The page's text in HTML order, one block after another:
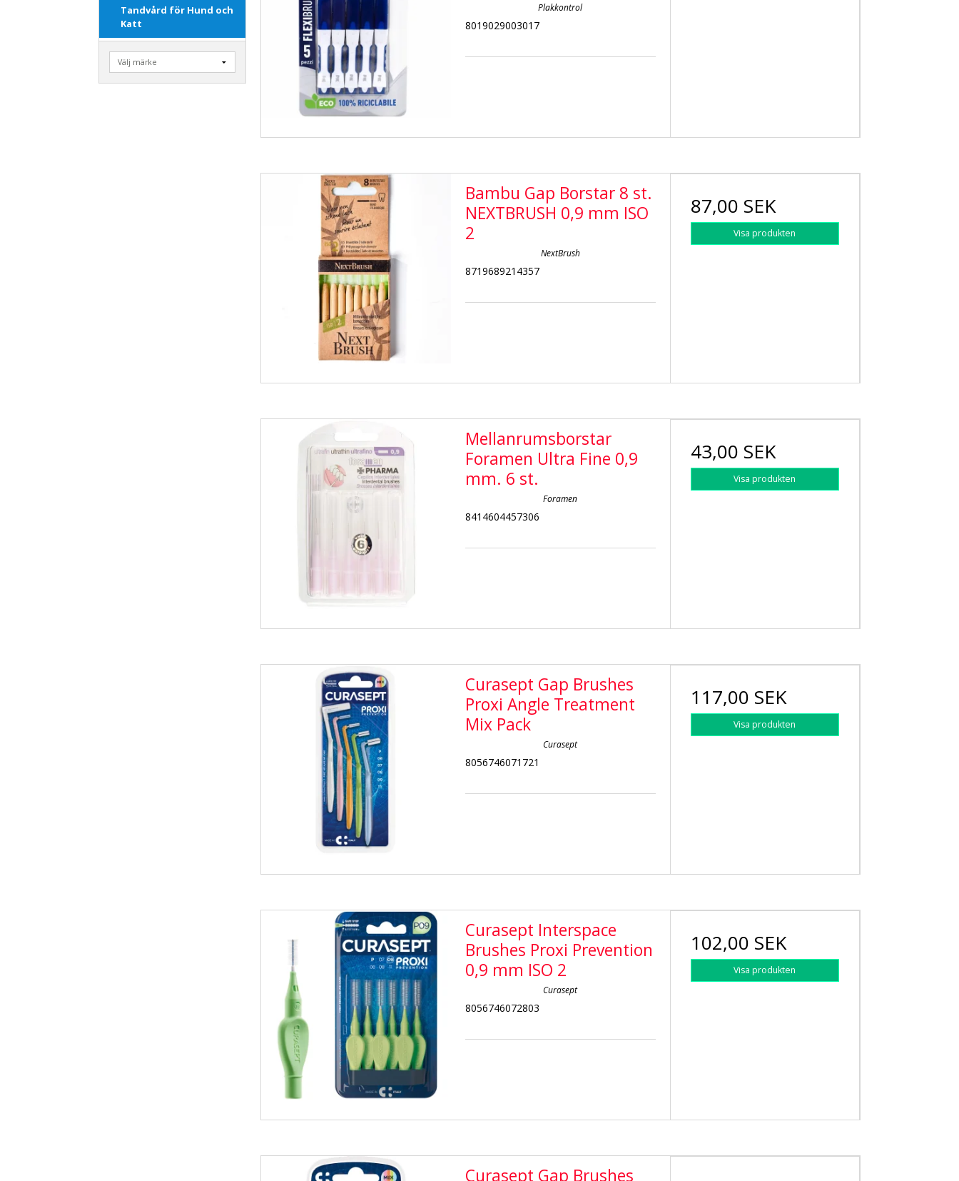
Tandvård för Hund och
Katt
Plakkontrol
8019029003017
Bambu Gap Borstar 8 st.
NEXTBRUSH 0,9 mm ISO
2
NextBrush
8719689214357
87,00 SEK
Visa produkten
Mellanrumsborstar
Foramen Ultra Fine 0,9
mm. 6 st.
Foramen
8414604457306
43,00 SEK
Visa produkten
Curasept Gap Brushes
Proxi Angle Treatment
Mix Pack
Curasept
8056746071721
117,00 SEK
Visa produkten
Curasept Interspace
Brushes Proxi Prevention
0,9 mm ISO 2
Curasept
8056746072803
102,00 SEK
Visa produkten
Curasept Gap Brushes